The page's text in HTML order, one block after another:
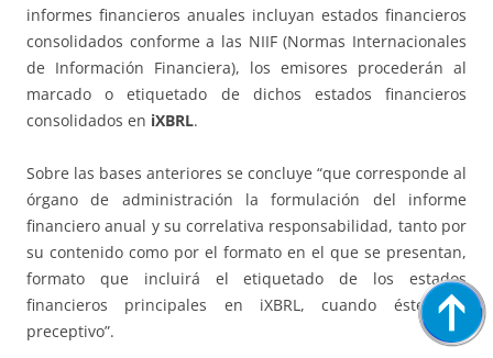
informes financieros anuales incluyan estados financieros
consolidados conforme a las NIIF (Normas Internacionales
de Información Financiera), los emisores procederán al
marcado o etiquetado de dichos estados financieros
consolidados en iXBRL.
Sobre las bases anteriores se concluye “que corresponde al
órgano de administración la formulación del informe
financiero anual y su correlativa responsabilidad, tanto por
su contenido como por el formato en el que se presentan,
formato que incluirá el etiquetado de los estados
financieros principales en iXBRL, cuando éste sea
preceptivo”.